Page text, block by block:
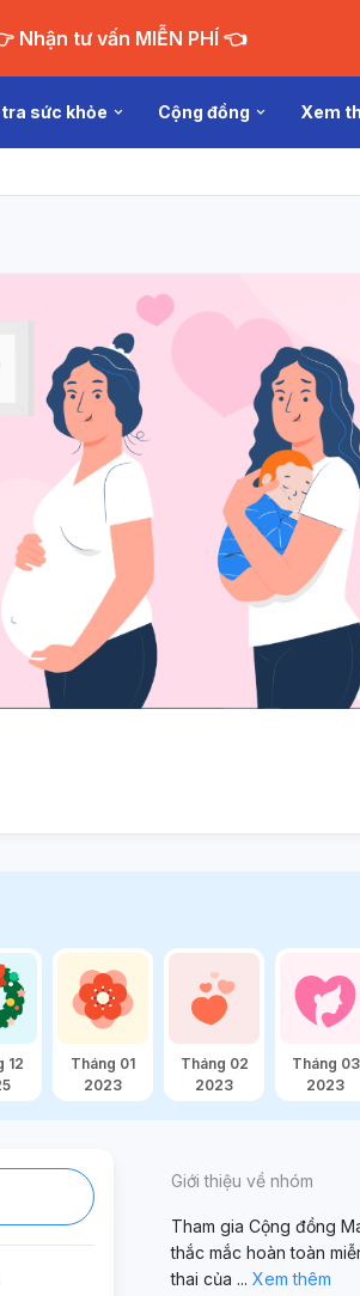
với Bác sĩ ngay 👉 Nhận tư vấn MIỄN PHÍ 👈
sức khỏe Cộng đồng Xem
Tháng 01
2023
Tháng 02
2023
Tháng 03
2023
12
Giới thiệu về nhóm
Tham gia Cộng đồng
thắc mắc hoàn toàn
thai của ...Xem thêm